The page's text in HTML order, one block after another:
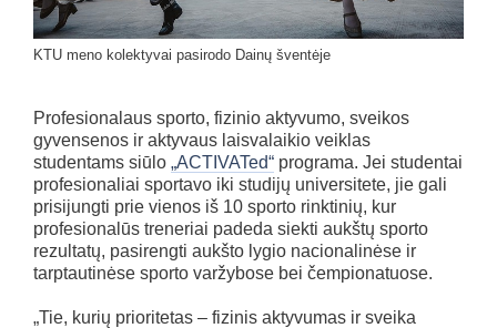
KTU meno kolektyvai pasirodo Dainų šventėje
Profesionalaus sporto, fizinio aktyvumo, sveikos
gyvensenos ir aktyvaus laisvalaikio veiklas
studentams siūlo „ACTIVATed“ programa. Jei studentai
profesionaliai sportavo iki studijų universitete, jie gali
prisijungti prie vienos iš 10 sporto rinktinių, kur
profesionalūs treneriai padeda siekti aukštų sporto
rezultatų, pasirengti aukšto lygio nacionalinėse ir
tarptautinėse sporto varžybose bei čempionatuose.
„Tie, kurių prioritetas – fizinis aktyvumas ir sveika